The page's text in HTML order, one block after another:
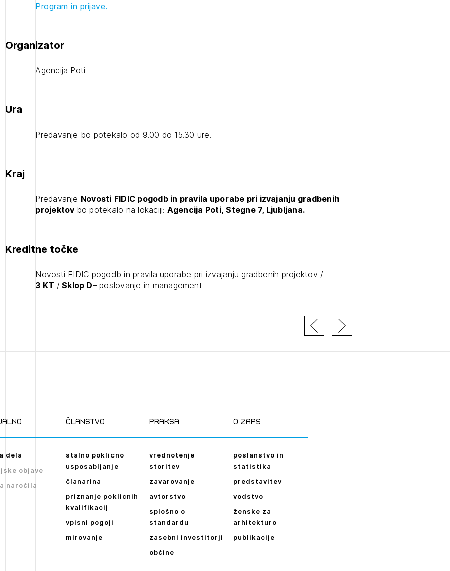
Izbrana vsebina je namenjena le ZAPS registriranim
potrebno prijaviti.
se s svojim ZAPS uporabniškim imenom in geslom.
POZABLJENO GESLO
REGISTRIRAJTE SE
Program in prijave.
Organizator
Agencija Poti
Ura
Predavanje bo potekalo od 9.00 do 15.30 ure.
Kraj
Predavanje Novosti FIDIC pogodb in pravila uporabe pri izvajanju gradbenih
projektov bo potekalo na lokaciji: Agencija Poti, Stegne 7, Ljubljana.
Kreditne točke
Novosti FIDIC pogodb in pravila uporabe pri izvajanju gradbenih projektov /
3 KT / Sklop D– poslovanje in management
uporabe pri izvajanju gradbenih
dela
objave
naročila
članstvo
stalno poklicno
usposabljanje
članarina
priznanje poklicnih
kvalifikacij
vpisni pogoji
mirovanje
praksa
vrednotenje
storitev
zavarovanje
avtorstvo
splošno o
standardu
zasebni investitorji
občine
O zaps
poslanstvo in
statistika
predstavitev
vodstvo
ženske za
arhitekturo
publikacije
na tekočem z novicami in se naročite na Novičnike.
svojo izbiro.
Novičnik izobraževanj
Tedenski novičnik javnih naročil